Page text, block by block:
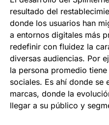
resultado del
donde los usuarios han
a entornos digitales más
redefinir con fluidez la
diversas audiencias. Por
la persona promedio
sociales. Es ahí donde se
marcas, donde la
llegar a su público y